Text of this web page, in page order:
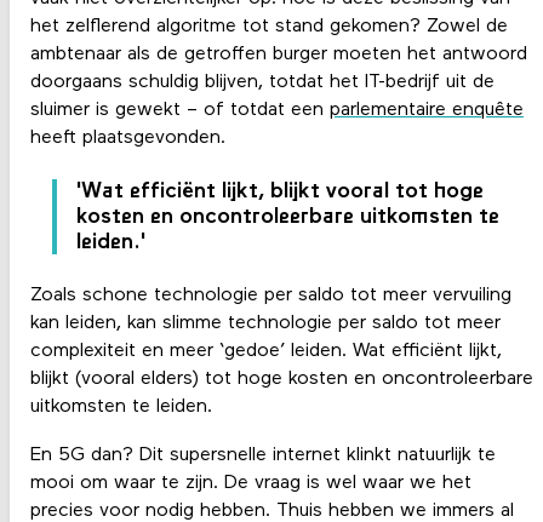
het zelflerend algoritme tot stand gekomen? Zowel de
ambtenaar als de getroffen burger moeten het antwoord
doorgaans schuldig blijven, totdat het IT-bedrijf uit de
sluimer is gewekt – of totdat een parlementaire enquête
heeft plaatsgevonden.
'Wat efficiënt lijkt, blijkt vooral tot hoge
kosten en oncontroleerbare uitkomsten te
leiden.'
Zoals schone technologie per saldo tot meer vervuiling
kan leiden, kan slimme technologie per saldo tot meer
complexiteit en meer ‘gedoe’ leiden. Wat efficiënt lijkt,
blijkt (vooral elders) tot hoge kosten en oncontroleerbare
uitkomsten te leiden.
En 5G dan? Dit supersnelle internet klinkt natuurlijk te
mooi om waar te zijn. De vraag is wel waar we het
precies voor nodig hebben. Thuis hebben we immers al